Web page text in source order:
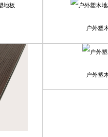
户外塑
户外塑